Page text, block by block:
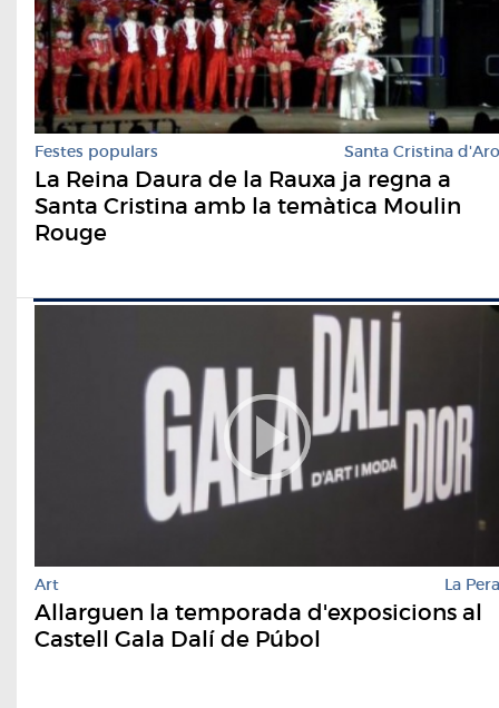
Festes populars Santa Cristina d'Aro
La Reina Daura de la Rauxa ja regna a
Santa Cristina amb la temàtica Moulin
Rouge
Art La Pera
Allarguen la temporada d'exposicions al
Castell Gala Dalí de Púbol